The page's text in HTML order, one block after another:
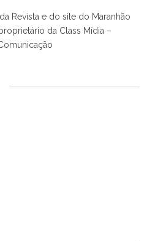
Revista e do site do Maranhão
da Class Mídia –